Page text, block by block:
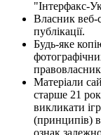
"Інтерфакс-
Власник веб-
публікації.
Будь-яке
Матеріали
старше 21
викликати
(принципів)
ознак